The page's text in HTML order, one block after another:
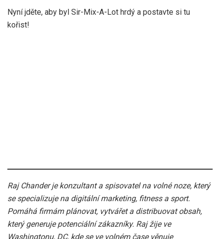
Nyní jděte, aby byl Sir-Mix-A-Lot hrdý a postavte si tu
kořist!
Raj Chander je konzultant a spisovatel na volné noze, který
se specializuje na digitální marketing, fitness a sport.
Pomáhá firmám plánovat, vytvářet a distribuovat obsah,
který generuje potenciální zákazníky. Raj žije ve
Washingtonu, DC, kde se ve volném čase věnuje